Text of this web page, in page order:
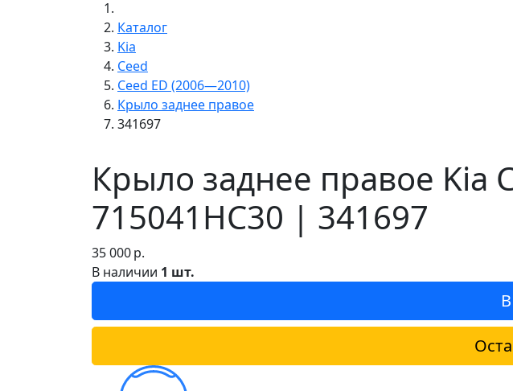
Каталог
Kia
Ceed
Ceed ED (2006—2010)
Крыло заднее правое
341697
Крыло заднее правое Kia
715041HC30 | 341697
35 000р.
В наличии 1 шт.